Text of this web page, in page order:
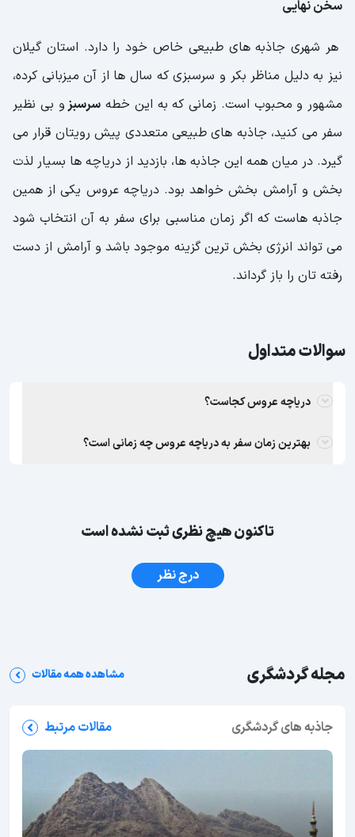
سخن نهایی
هر شهری جاذبه های طبیعی خاص خود را دارد. استان گیلان
نیز به دلیل مناظر بکر و سرسبزی که سال ها از آن میزبانی کرده،
مشهور و محبوب است. زمانی که به این خطه سرسبزو بی نظیر
سفر می کنید، جاذبه های طبیعی متعددی پیش رویتان قرار می
گیرد. در میان همه این جاذبه ها، بازدید از دریاچه ها بسیار لذت
بخش و آرامش بخش خواهد بود. دریاچه عروس یکی از همین
جاذبه هاست که اگر زمان مناسبی برای سفر به آن انتخاب شود
می تواند انرژی بخش ترین گزینه موجود باشد و آرامش از دست
رفته تان را باز گرداند.
سوالات متداول
دریاچه عروس کجاست؟
بهترین زمان سفر به دریاچه عروس چه زمانی است؟
تاکنون هیچ نظری ثبت نشده است
درج نظر
مجله گردشگری مشاهده همه مقالات
جاذبه های گردشگری مقالات مرتبط